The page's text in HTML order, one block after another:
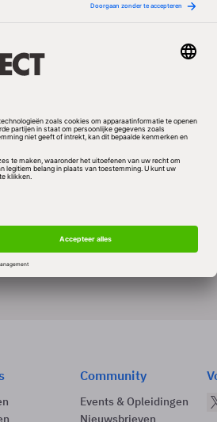
(by) IT.
PRO
Community
Events & Opleidingen
Nieuwsbrieven